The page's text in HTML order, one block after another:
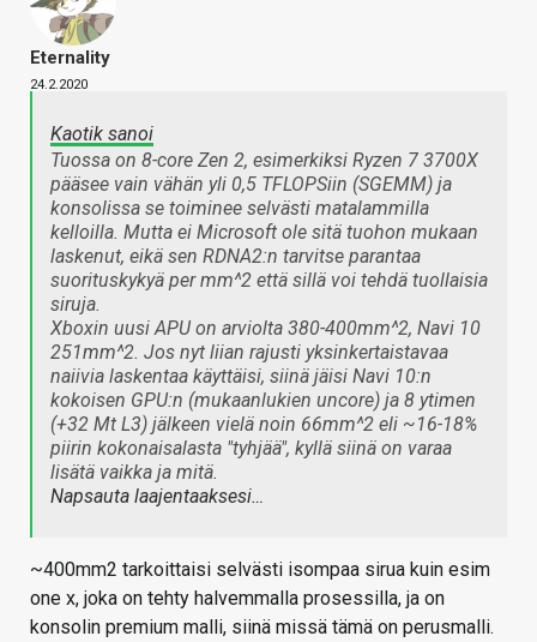
Eternality
24.2.2020
Kaotik sanoi
Tuossa on 8-core Zen 2, esimerkiksi Ryzen 7 3700X
pääsee vain vähän yli 0,5 TFLOPSiin (SGEMM) ja
konsolissa se toiminee selvästi matalammilla
kelloilla. Mutta ei Microsoft ole sitä tuohon mukaan
laskenut, eikä sen RDNA2:n tarvitse parantaa
suorituskykyä per mm^2 että sillä voi tehdä tuollaisia
siruja.
Xboxin uusi APU on arviolta 380-400mm^2, Navi 10
251mm^2. Jos nyt liian rajusti yksinkertaistavaa
naiivia laskentaa käyttäisi, siinä jäisi Navi 10:n
kokoisen GPU:n (mukaanlukien uncore) ja 8 ytimen
(+32 Mt L3) jälkeen vielä noin 66mm^2 eli ~16-18%
piirin kokonaisalasta "tyhjää", kyllä siinä on varaa
lisätä vaikka ja mitä.
Napsauta laajentaaksesi…
~400mm2 tarkoittaisi selvästi isompaa sirua kuin esim
one x, joka on tehty halvemmalla prosessilla, ja on
konsolin premium malli, siinä missä tämä on perusmalli.